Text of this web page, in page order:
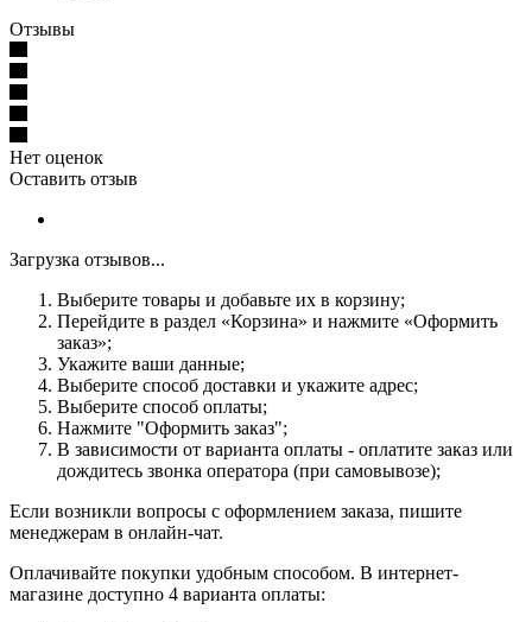
Отзывы
Нет оценок
Оставить отзыв
Загрузка отзывов...
Выберите товары и добавьте их в корзину;
Перейдите в раздел «Корзина» и нажмите «Оформить
заказ»;
Укажите ваши данные;
Выберите способ доставки и укажите адрес;
Выберите способ оплаты;
Нажмите "Оформить заказ";
В зависимости от варианта оплаты - оплатите заказ или
дождитесь звонка оператора (при самовывозе);
Если возникли вопросы с оформлением заказа, пишите
менеджерам в онлайн-чат.
Оплачивайте покупки удобным способом. В интернет-
магазине доступно 4 варианта оплаты: